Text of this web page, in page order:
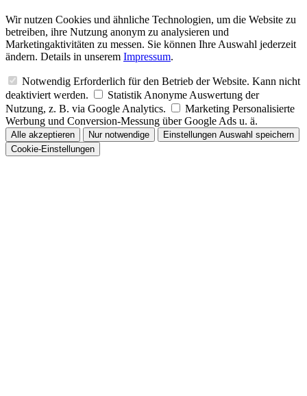
Wir nutzen Cookies und ähnliche Technologien, um die Website zu
betreiben, ihre Nutzung anonym zu analysieren und
Marketingaktivitäten zu messen. Sie können Ihre Auswahl jederzeit
ändern. Details in unserem Impressum.
Notwendig Erforderlich für den Betrieb der Website. Kann nicht
deaktiviert werden.
Statistik Anonyme Auswertung der
Nutzung, z. B. via Google Analytics.
Marketing Personalisierte
Werbung und Conversion-Messung über Google Ads u. ä.
Alle akzeptieren Nur notwendige Einstellungen Auswahl speichern
Cookie-Einstellungen